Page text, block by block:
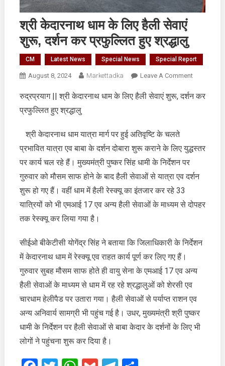
श्री केदारनाथ धाम के लिए हैली सेवाएं
शुरू, दर्शन कर प्रफुल्लित हुए श्रद्धालु
CM Latest News Special News Special Report
August 8, 2024 Markettadka Leave A CommentOn
केदारनाथ
दर्शन
प्रफुल्लित
रुद्रप्रयाग || श्री केदारनाथ धाम के लिए हैली सेवाएं शुरू, दर्शन कर
प्रफुल्लित हुए श्रद्धालु
श्री केदारनाथ धाम यात्रा मार्ग पर हुई अतिवृष्टि के चलते
प्रभावित यात्रा एव बाबा के दर्शन दोबारा शुरू कराने के लिए युद्धस्तर
पर कार्य चल रहे हैं। मुख्यमंत्री पुष्कर सिंह धामी के निर्देशन पर
गुरुवार को मौसम साफ होने के बाद हैली सेवाओं से यात्रा एव दर्शन
शुरू हो गए हैं। वहीं धाम में हैली रेस्क्यू का इंतजार कर रहे 33
यात्रियों को भी एमआई 17 एव अन्य हैली सेवाओं के माध्यम से दोपहर
तक रेस्क्यू कर लिया गया है।
सीईओ बीकेटीसी योगेंद्र सिंह ने बताया कि जिलाधिकारी के निर्देशन
में केदारनाथ धाम में रेस्क्यू एव राहत कार्य पूर्ण कर लिए गए हैं।
गुरुवार सुबह मौसम साफ होते ही वायु सेना के एमआई 17 एव अन्य
हैली सेवाओं के माध्यम से धाम में रह रहे श्रद्धालुओं को शेरसी एव
चारधाम हेलीपैड पर उतारा गया। हैली सेवाओं से पर्याप्त राशन एव
अन्य अनिवार्य सामग्री भी पहुंच गई है। उधर, मुख्यमंत्री श्री पुष्कर
धामी के निर्देशन पर हैली सेवाओं से बाबा केदार के दर्शनों के लिए भी
लोगों ने पहुंचना शुरू कर दिया है।